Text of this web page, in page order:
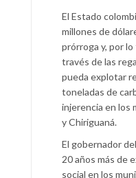
El Estado
millones de
prórroga y, por
través de las
pueda explotar
toneladas de
injerencia en los
y Chiriguaná.
El gobernador
20 años más de
social en los